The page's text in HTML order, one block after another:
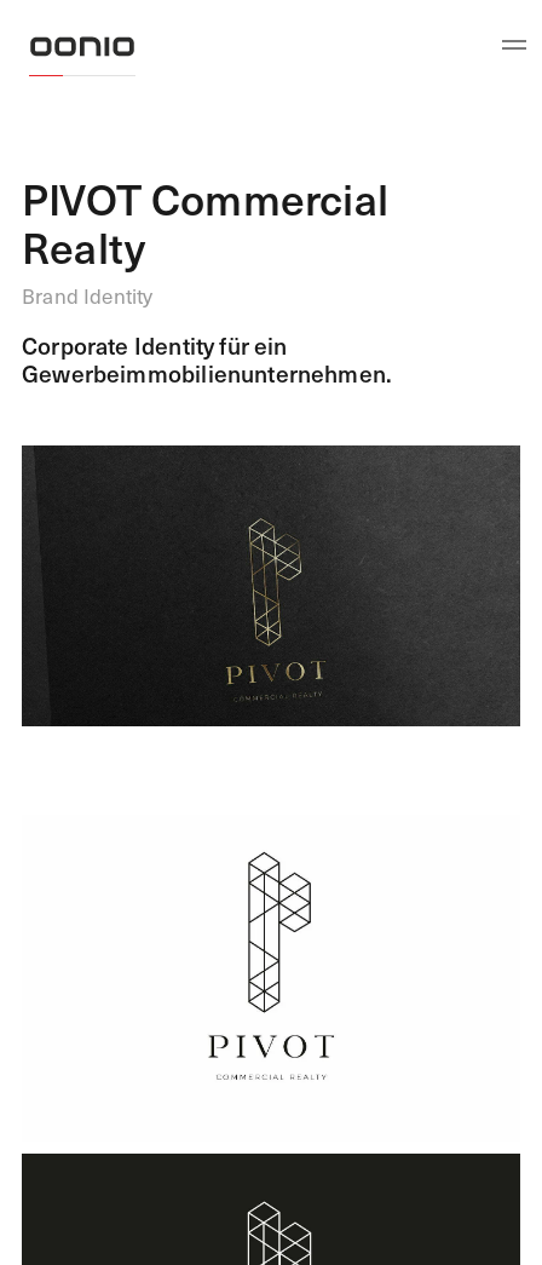
PIVOT Commercial
Realty
Brand Identity
Corporate Identity für ein
Gewerbeimmobilienunternehmen.